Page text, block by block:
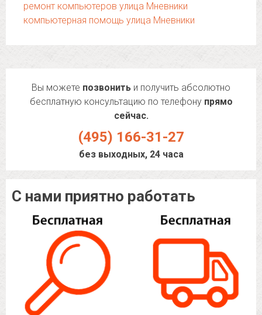
ремонт компьютеров улица Мневники
компьютерная помощь улица Мневники
Вы можете позвонить и получить абсолютно
бесплатную консультацию по телефону прямо
сейчас.
(495) 166-31-27
без выходных, 24 часа
С нами приятно работать